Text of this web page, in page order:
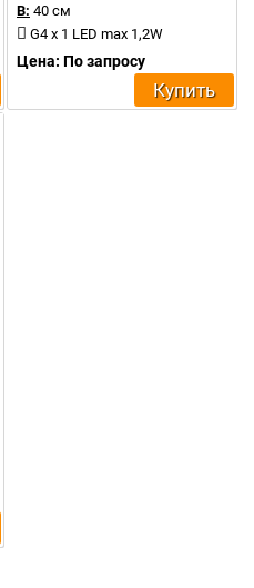
В: 40 см
G4 x 1 LED max 1,2W
Цена: По запросу
Купить